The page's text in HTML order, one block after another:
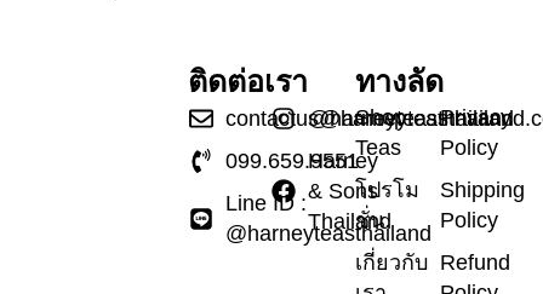
ทางลัด
Shop
Teas
โปรโม
ชั่น
เกี่ยวกับ
Privacy
Policy
Shipping
Policy
Refund
ติดต่อเรา
099.659.9551
Line ID :
@harneyteasthailand
@harneyteasthailand
Harney
& Sons
Thailand